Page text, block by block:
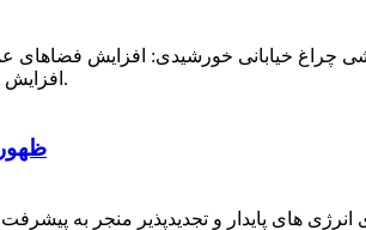
چراغ خیابانی خورشیدی: افزایش فضاهای
افزایش بوده است.در نتیجه، استفاده از چراغ های خیابانی خورشیدی به عنوان یک عامل محیطی جذابیت قابل توجهی پیدا کرده است.
انرژی های پایدار و تجدیدپذیر منجر به